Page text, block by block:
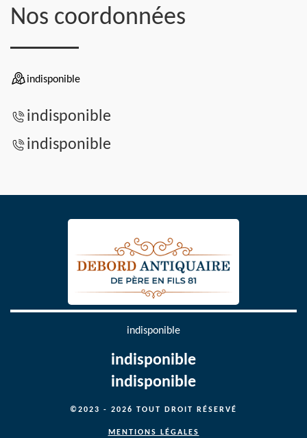
Nos coordonnées
indisponible
indisponible
indisponible
indisponible
indisponible
indisponible
©2023 - 2026 TOUT DROIT RÉSERVÉ
MENTIONS LÉGALES